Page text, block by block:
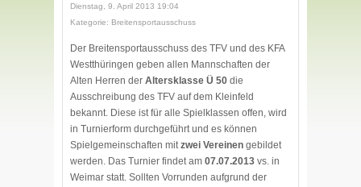
Dienstag, 9. April 2013 19:04
Kategorie: Breitensportausschuss
Der Breitensportausschuss des TFV und des KFA
Westthüringen geben allen Mannschaften der
Alten Herren der Altersklasse Ü 50 die
Ausschreibung des TFV auf dem Kleinfeld
bekannt. Diese ist für alle Spielklassen offen, wird
in Turnierform durchgeführt und es können
Spielgemeinschaften mitzwei Vereinen gebildet
werden. Das Turnier findet am 07.07.2013 vs. in
Weimar statt. Sollten Vorrunden aufgrund der